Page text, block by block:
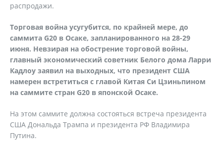
распродажи.
Торговая война усугубится, по крайней мере, до
саммита G20 в Осаке, запланированного на 28-29
июня. Невзирая на обострение торговой войны,
главный экономический советник Белого дома Ларри
Кадлоу заявил на выходных, что президент США
намерен встретиться с главой Китая Си Цзиньпином
на саммите стран G20 в японской Осаке.
На этом саммите должна состояться встреча президента
США Дональда Трампа и президента РФ Владимира
Путина.